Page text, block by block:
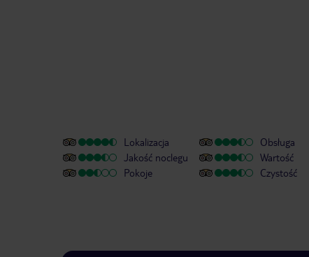
Lokalizacja
Jakość noclegu
Pokoje
Obsługa
Wartość
Czystość